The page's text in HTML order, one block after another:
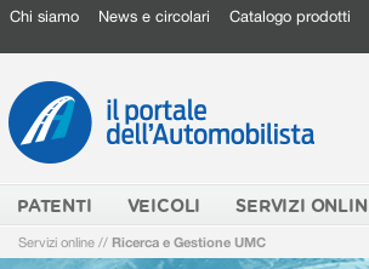
Chi siamo News e circolari Catalogo prodotti
PATENTI VEICOLI SERVIZI
Servizi online // Ricerca e Gestione UMC